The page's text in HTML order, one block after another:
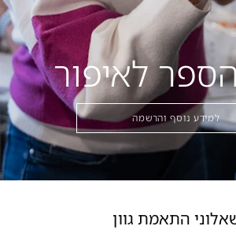
לאיפור
למידע נוסף והרשמה
התאמת גוון